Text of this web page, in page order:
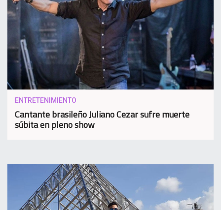
ENTRETENIMIENTO
Cantante brasileño Juliano Cezar sufre muerte
súbita en pleno show